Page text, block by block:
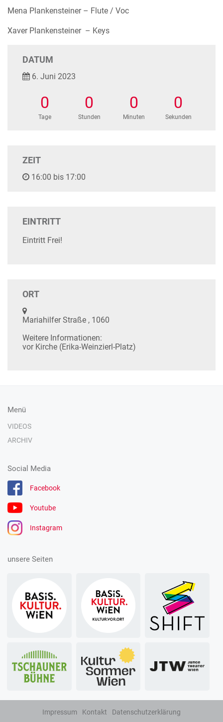
Mena Plankensteiner – Flute / Voc
Xaver Plankensteiner – Keys
DATUM
6. Juni 2023
0
Tage
0
Stunden
0
Minuten
0
Sekunden
ZEIT
16:00 bis 17:00
EINTRITT
Eintritt Frei!
ORT
Mariahilfer Straße , 1060
Weitere Informationen:
vor Kirche (Erika-Weinzierl-Platz)
Menü
VIDEOS
ARCHIV
Social Media
Facebook
Youtube
Instagram
unsere Seiten
Impressum Kontakt Datenschutzerklärung